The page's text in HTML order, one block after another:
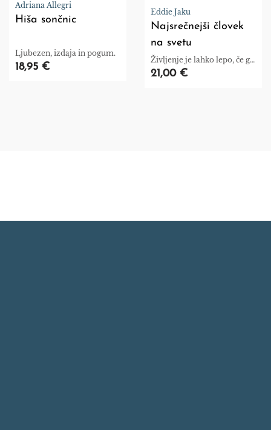
Adriana Allegri
Hiša sončnic
Ljubezen, izdaja in pogum.
18,95 €
Eddie Jaku
Najsrečnejši človek
na svetu
Življenje je lahko lepo, če ga
naredite lepega. To je
21,00 €